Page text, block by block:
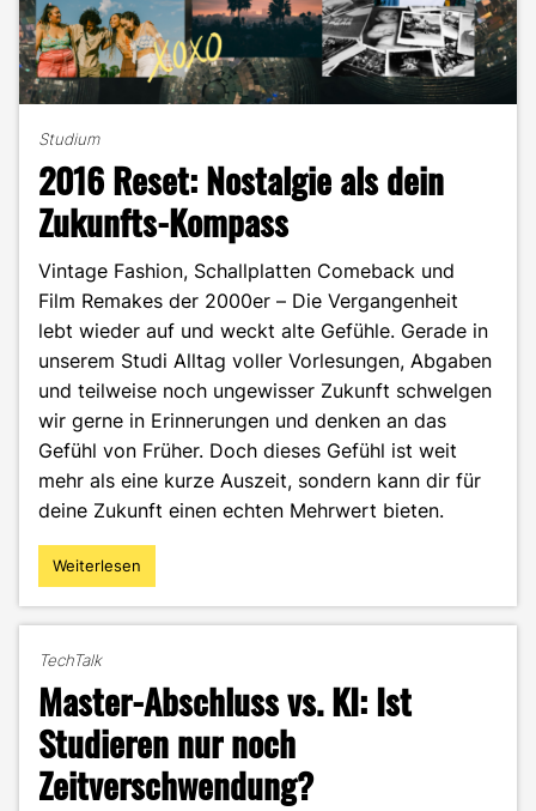
Studium
2016 Reset: Nostalgie als dein
Zukunfts-Kompass
Vintage Fashion, Schallplatten Comeback und
Film Remakes der 2000er – Die Vergangenheit
lebt wieder auf und weckt alte Gefühle. Gerade in
unserem Studi Alltag voller Vorlesungen, Abgaben
und teilweise noch ungewisser Zukunft schwelgen
wir gerne in Erinnerungen und denken an das
Gefühl von Früher. Doch dieses Gefühl ist weit
mehr als eine kurze Auszeit, sondern kann dir für
deine Zukunft einen echten Mehrwert bieten.
"2016
Reset:
dein
Zukunfts-
Kompass"
Weiterlesen
TechTalk
Master-Abschluss vs. KI: Ist
Studieren nur noch
Zeitverschwendung?